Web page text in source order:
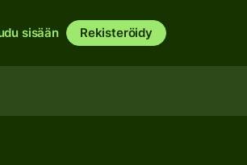
sisään Rekisteröidy